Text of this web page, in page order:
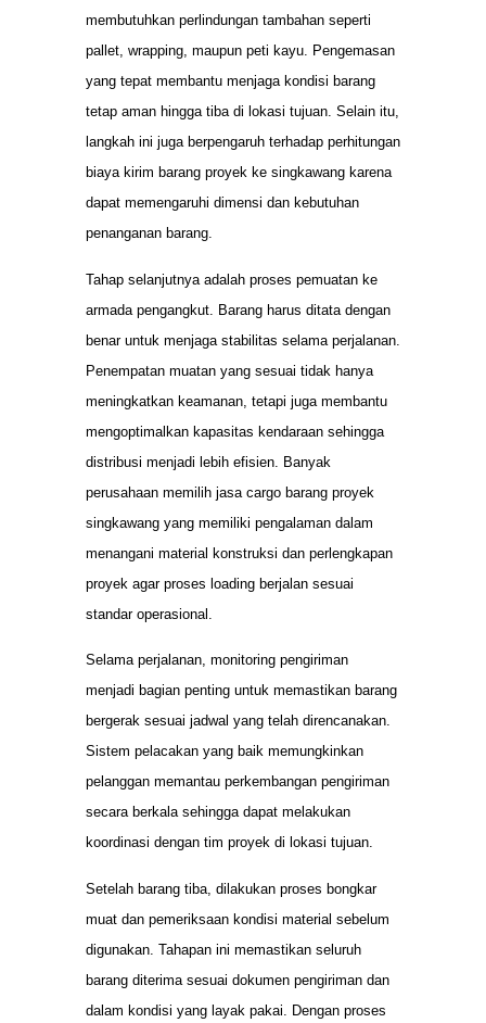
membutuhkan perlindungan tambahan seperti
pallet, wrapping, maupun peti kayu. Pengemasan
yang tepat membantu menjaga kondisi barang
tetap aman hingga tiba di lokasi tujuan. Selain itu,
langkah ini juga berpengaruh terhadap perhitungan
biaya kirim barang proyek ke singkawang karena
dapat memengaruhi dimensi dan kebutuhan
penanganan barang.
Tahap selanjutnya adalah proses pemuatan ke
armada pengangkut. Barang harus ditata dengan
benar untuk menjaga stabilitas selama perjalanan.
Penempatan muatan yang sesuai tidak hanya
meningkatkan keamanan, tetapi juga membantu
mengoptimalkan kapasitas kendaraan sehingga
distribusi menjadi lebih efisien. Banyak
perusahaan memilih jasa cargo barang proyek
singkawang yang memiliki pengalaman dalam
menangani material konstruksi dan perlengkapan
proyek agar proses loading berjalan sesuai
standar operasional.
Selama perjalanan, monitoring pengiriman
menjadi bagian penting untuk memastikan barang
bergerak sesuai jadwal yang telah direncanakan.
Sistem pelacakan yang baik memungkinkan
pelanggan memantau perkembangan pengiriman
secara berkala sehingga dapat melakukan
koordinasi dengan tim proyek di lokasi tujuan.
Setelah barang tiba, dilakukan proses bongkar
muat dan pemeriksaan kondisi material sebelum
digunakan. Tahapan ini memastikan seluruh
barang diterima sesuai dokumen pengiriman dan
dalam kondisi yang layak pakai. Dengan proses